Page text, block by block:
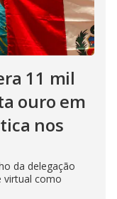
11 mil
ouro em
nos
da delegação
virtual como